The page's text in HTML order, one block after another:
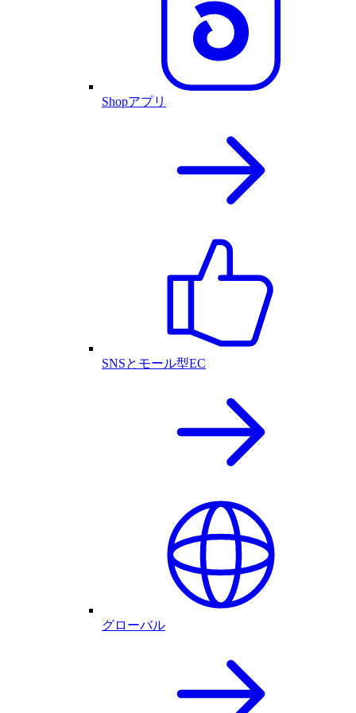
Shopアプリ
SNSとモール型EC
グローバル